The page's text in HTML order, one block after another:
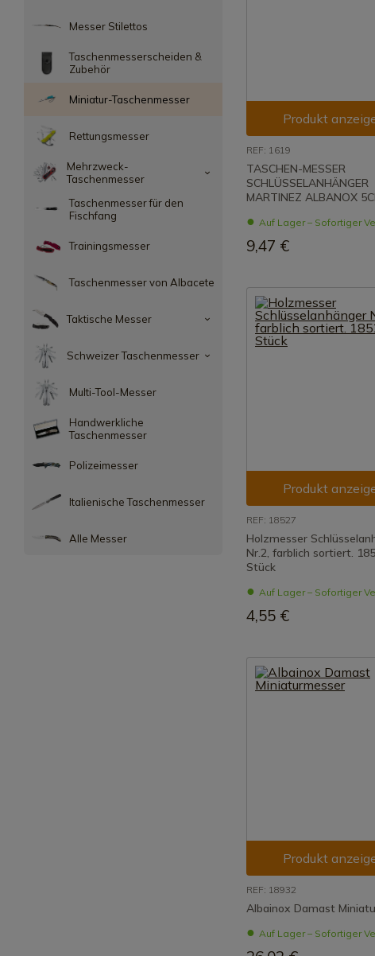
Messer Stilettos
Taschenmesserscheiden &
Zubehör
Miniatur-Taschenmesser
Rettungsmesser
Mehrzweck-
Taschenmesser
Taschenmesser für den
Fischfang
Trainingsmesser
Taschenmesser von Albacete
Taktische Messer
Schweizer Taschenmesser
Multi-Tool-Messer
Handwerkliche
Taschenmesser
Polizeimesser
Italienische Taschenmesser
Alle Messer
Produkt
REF: 1619
TASCHEN-MESSER
SCHLÜSSELANHÄNGER
MARTINEZ ALBANOX
Auf Lager – Sofortiger
9,47 €
Produkt
REF: 18527
Holzmesser
Nr.2, farblich sortiert.
Stück
Auf Lager – Sofortiger
4,55 €
Produkt
REF: 18932
Albainox Damast
Auf Lager – Sofortiger